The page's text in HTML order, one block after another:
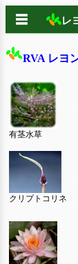
☰ レ
RVA レヨ
有茎水草
クリプトコリネ